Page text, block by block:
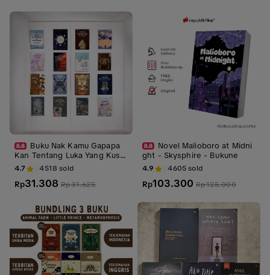
Buku Nak Kamu Gapapa
Kan Tentang Luka Yang Kusi
mpan Sendiri Kamu Tak Harus
Sempurna Psychology Novel
Fiksi Untuk Meningkatkan Ra
4.7 4518 sold
Rp31.308 Rp31.625
Novel Malioboro at Midni
ght - Skysphire - Bukune
4.9 4605sold
Rp103.300 Rp125.000